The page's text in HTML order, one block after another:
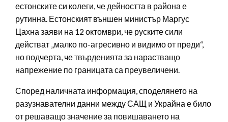
естонските си колеги, че дейността в района е
рутинна. Естонският външен министър Маргус
Цахна заяви на 12 октомври, че руските сили
действат „малко по-агресивно и видимо от преди“,
но подчерта, че твърденията за нарастващо
напрежение по границата са преувеличени.
Според наличната информация, споделянето на
разузнавателни данни между САЩ и Украйна е било
от решаващо значение за повишаването на